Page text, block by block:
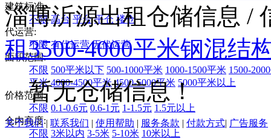
建筑标准:
不限 高台 平台 平仓 楼仓
代运营:
不限 有代运营 无代运营
面积范围:
不限 500平米以下 500-1000平米 1000-1500平米 1500-
平米 4000-4500平米 4500-5000平米 5000平米以上
价格范围:
不限 0.1-0.6元 0.6-1元 1-1.5元 1.5元以上
仓内高度:
不限 3米以内 3-5米 5-10米 10米以上
淄博沂源出租仓储信息 /
租3500-4000平米钢混结
暂无仓储信息！
关于我们| 联系我们 | 使用帮助 | 服务条款 | 付款方式| 广告服务